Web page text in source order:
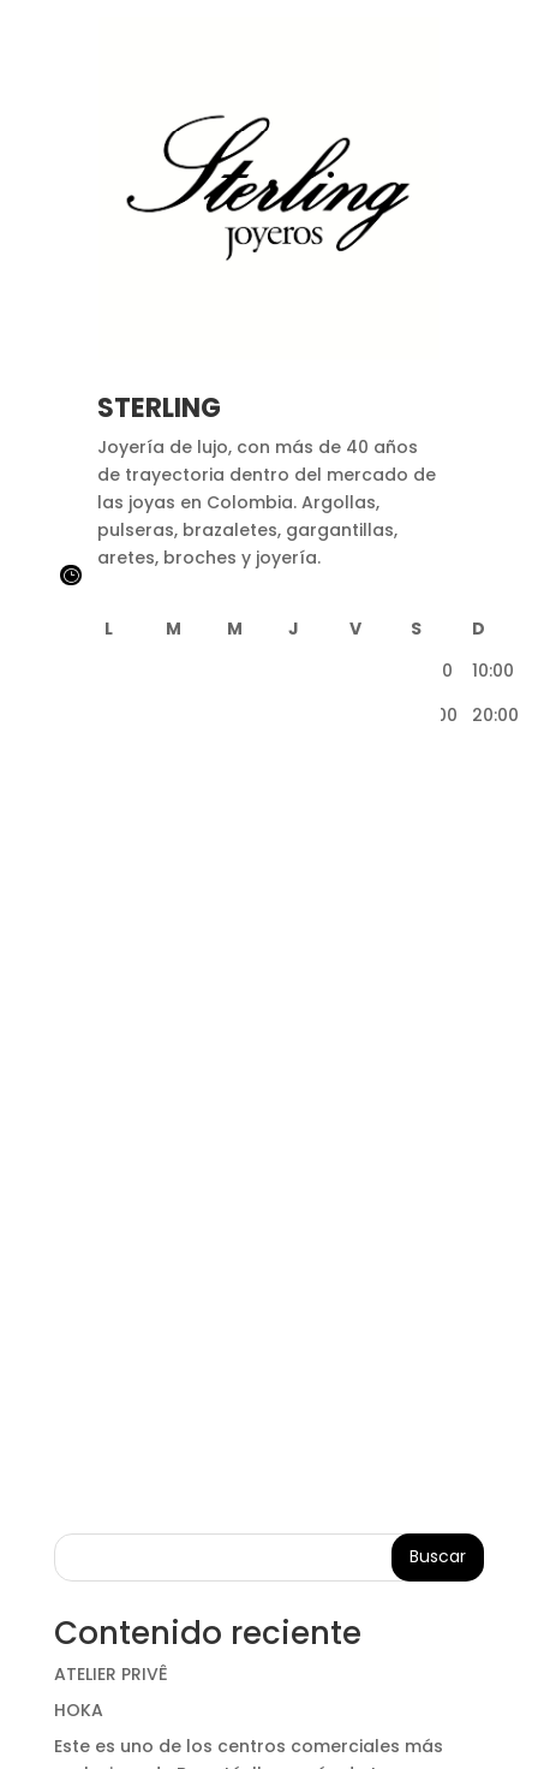
STERLING
Joyería de lujo, con más de 40 años
de trayectoria dentro del mercado de
las joyas en Colombia. Argollas,
pulseras, brazaletes, gargantillas,
aretes, broches y joyería.
L M M J V S
D
10:00
20:00
10:00
20:00
}
Buscar
Contenido reciente
ATELIER PRIVÊ
HOKA
Este es uno de los centros comerciales más